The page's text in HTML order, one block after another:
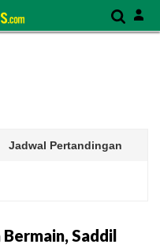
Jadwal Pertandingan
Saddil